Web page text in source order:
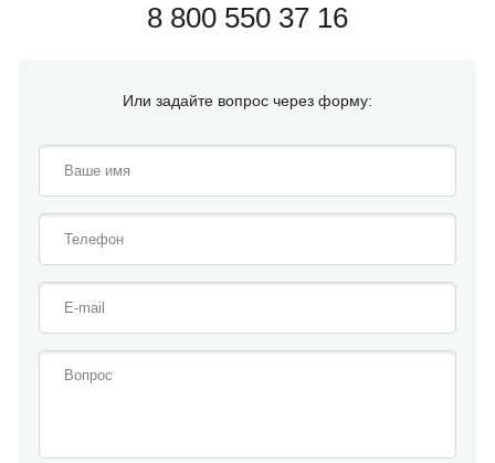
8 800 550 37 16
Или задайте вопрос через форму: